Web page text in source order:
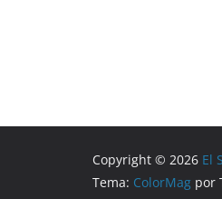
Copyright © 2026 El
Tema: ColorMag por